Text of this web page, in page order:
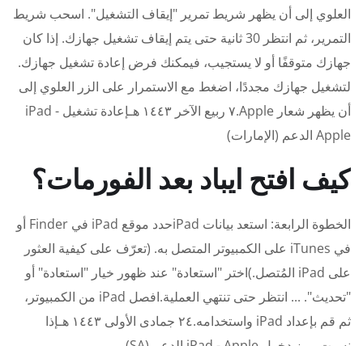
العلوي إلى أن يظهر شريط تمرير "إيقاف التشغيل". اسحب شريط
التمرير، ثم انتظر 30 ثانية حتى يتم إيقاف تشغيل جهازك. إذا كان
جهازك متوقفًا أو لا يستجيب، فيمكنك فرض إعادة تشغيل جهازك.
لتشغيل جهازك مجددًا، اضغط مع الاستمرار على الزر العلوي إلى
أن يظهر شعار Apple.٧ ربيع الآخر ١٤٤٣ هـإعادة تشغيل iPad -
Apple الدعم (الإمارات)
كيف افتح ايباد بعد الفورمات؟
الخطوة الرابعة: استعد بيانات iPadحدد موقع iPad في Finder أو
في iTunes على الكمبيوتر المتصل به. (تعرّف على كيفية العثور
على iPad المُتصل.)اختر "استعادة" عند ظهور خيار "استعادة" أو
"تحديث". ... انتظر حتى تنتهي العملية.افصل iPad من الكمبيوتر،
ثم قم بإعداد iPad واستخدامه.٢٤ جمادى الأولى ١٤٤٣ هـإذا